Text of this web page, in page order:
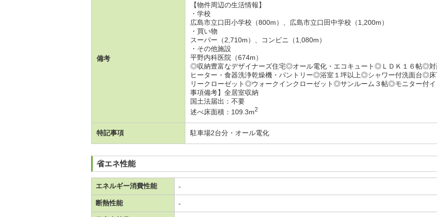
備考
【物件周辺の生活情報】
・学校
広島市立口田小学校（800m）、広島市立口田中学校（1,200m）
・買い物
スーパー（2,710m）、コンビニ（1,080m）
・その他施設
平野内科医院（674m）
◎収納豊富なデザイナーズ住宅◎オール電化・エコキュート◎ＬＤＫ１６帖◎対
ヒーター・食器洗浄乾燥機・パントリー◎浴室１坪以上◎シャワー付洗面台◎
リークローゼット◎ウォークインクローゼット◎サンルーム３帖◎モニター付
事項備考】全居室収納
国土法届出：不要
述べ床面積：109.3m2
特記事項 駐車場2台分・オール電化
省エネ性能
エネルギー消費性能 -
断熱性能 -